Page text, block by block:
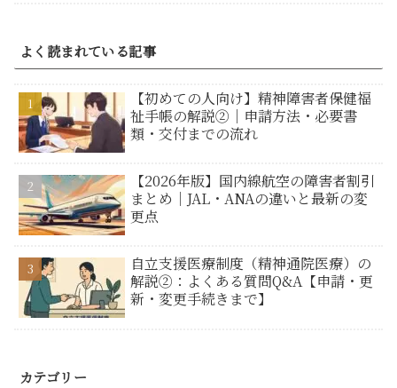
よく読まれている記事
【初めての人向け】精神障害者保健福
祉手帳の解説②｜申請方法・必要書
類・交付までの流れ
【2026年版】国内線航空の障害者割引
まとめ｜JAL・ANAの違いと最新の変
更点
自立支援医療制度（精神通院医療）の
解説②：よくある質問Q&A【申請・更
新・変更手続きまで】
カテゴリー